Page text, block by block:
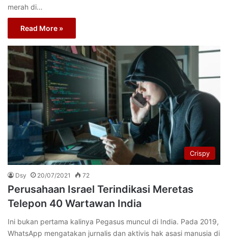
merah di…
Read More »
Crispy
Dsy 20/07/2021 72
Perusahaan Israel Terindikasi Meretas
Telepon 40 Wartawan India
Ini bukan pertama kalinya Pegasus muncul di India. Pada 2019,
WhatsApp mengatakan jurnalis dan aktivis hak asasi manusia di